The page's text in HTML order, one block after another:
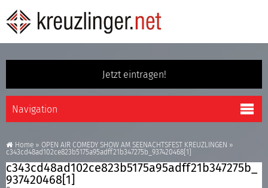
Jetzt eintragen!
Home » OPEN AIR COMEDY SHOW AM SEENACHTSFEST KREUZLINGEN »
c343cd48ad102ce823b5175a95adff21b347275b_937420468[1]
c343cd48ad102ce823b5175a95adff21b347275b_
937420468[1]